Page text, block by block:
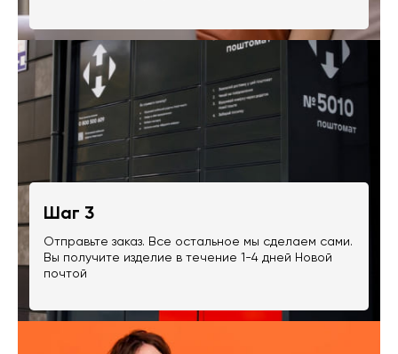
Шаг 3
Отправьте заказ. Все остальное мы сделаем сами.
Вы получите изделие в течение 1-4 дней Новой
почтой